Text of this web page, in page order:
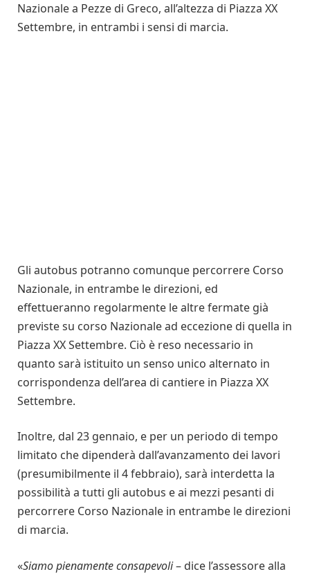
Nazionale a Pezze di Greco, all’altezza di Piazza XX
Settembre, in entrambi i sensi di marcia.
Gli autobus potranno comunque percorrere Corso
Nazionale, in entrambe le direzioni, ed
effettueranno regolarmente le altre fermate già
previste su corso Nazionale ad eccezione di quella in
Piazza XX Settembre. Ciò è reso necessario in
quanto sarà istituito un senso unico alternato in
corrispondenza dell’area di cantiere in Piazza XX
Settembre.
Inoltre, dal 23 gennaio, e per un periodo di tempo
limitato che dipenderà dall’avanzamento dei lavori
(presumibilmente il 4 febbraio), sarà interdetta la
possibilità a tutti gli autobus e ai mezzi pesanti di
percorrere Corso Nazionale in entrambe le direzioni
di marcia.
«Siamo pienamente consapevoli– dice l’assessore alla